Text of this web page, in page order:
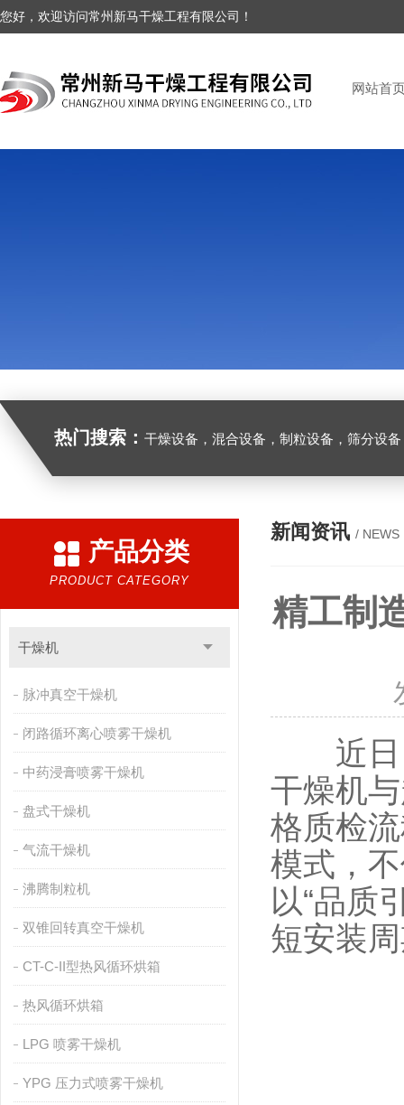
您好，欢迎访问常州新马干燥工程有限公司！
网站首
热门搜索： 干燥设备，混合设备，制粒设备，筛分设
产品分类
PRODUCT CATEGORY
干燥机
脉冲真空干燥机
闭路循环离心喷雾干燥机
中药浸膏喷雾干燥机
盘式干燥机
气流干燥机
沸腾制粒机
双锥回转真空干燥机
CT-C-II型热风循环烘箱
热风循环烘箱
LPG 喷雾干燥机
YPG 压力式喷雾干燥机
新闻资讯 / NEWS
精工制
近日
干燥机
格质检
模式，
以“品质
短安装